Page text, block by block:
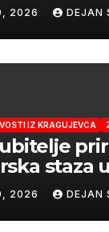
2026 DEJAN
IZ KRAGUJEVCA
staza
2026 DEJAN